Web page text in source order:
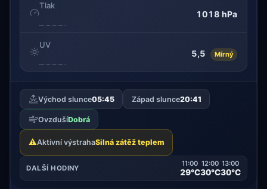
Tlak
1018 hPa
UV
5,5 Mírný
Východ slunce05:45 Západ slunce20:41
OvzdušíDobrá
⚠️Aktivní výstrahaSilná zátěž teplem
DALŠÍ HODINY
11:00
29°C
12:00
30°C
13:00
30°C